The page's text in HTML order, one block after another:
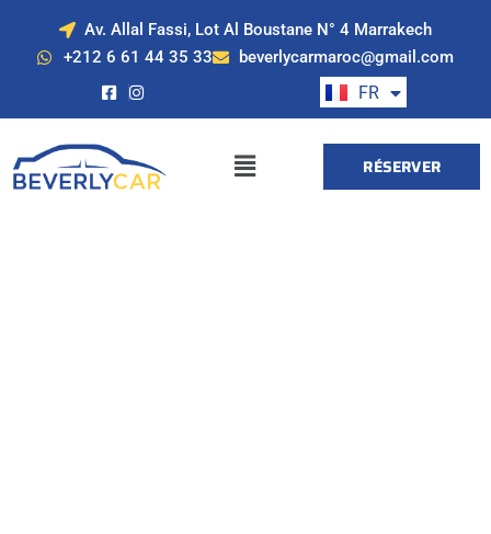
Av. Allal Fassi, Lot Al Boustane N° 4 Marrakech
+212 6 61 44 35 33
beverlycarmaroc@gmail.com
FR
EN
ES
DE
RÉSERVER